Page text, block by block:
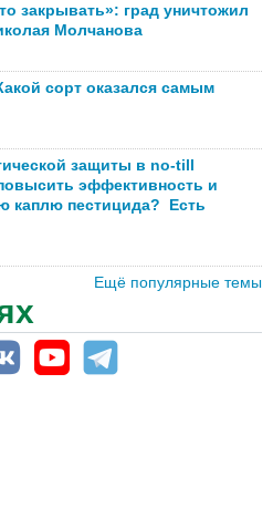
закрывать»: град уничтожил
Молчанова
сорт оказался самым
защиты в no-till
эффективность и
каплю пестицида? Есть
Ещё популярные темы